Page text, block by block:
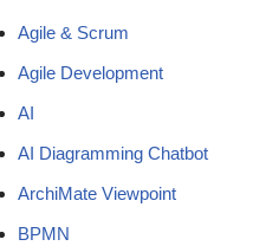
Agile & Scrum
Agile Development
AI
AI Diagramming Chatbot
ArchiMate Viewpoint
BPMN